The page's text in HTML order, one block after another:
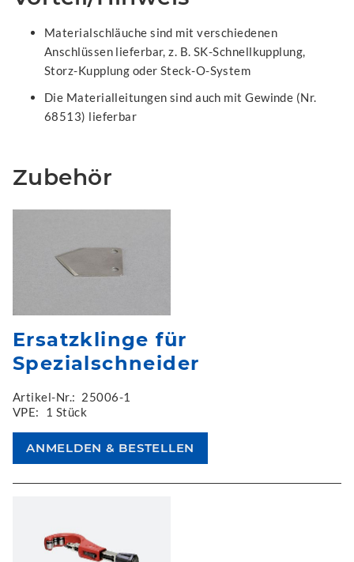
Materialschläuche sind mit verschiedenen
Anschlüssen lieferbar, z. B. SK-Schnellkupplung,
Storz-Kupplung oder Steck-O-System
Die Materialleitungen sind auch mit Gewinde (Nr.
68513) lieferbar
Zubehör
Ersatzklinge für
Spezialschneider
Artikel-Nr.: 25006-1
VPE:
1 Stück